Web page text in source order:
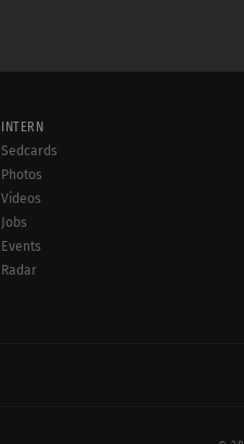
INTERN
Sedcards
Photos
Videos
Jobs
Events
Radar